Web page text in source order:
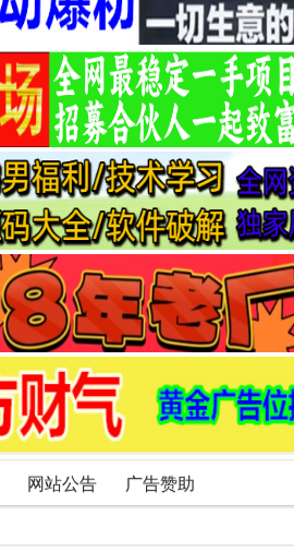
网站公告 广告赞助